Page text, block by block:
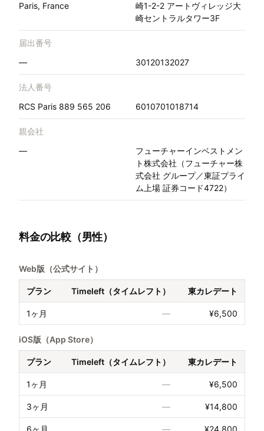
Paris, France
崎1-2-2 アートヴィレッジ大
崎セントラルタワー3F
届出番号
—
30120132027
法人番号
RCS Paris 889 565 206
6010701018714
親会社
—
フューチャーインベストメン
ト株式会社（フューチャー株
式会社 グループ／東証プライ
ム上場 証券コード4722）
料金の比較（男性）
Web版（公式サイト）
プラン Timeleft（タイムレフト） 東カレデート
1ヶ月 — ¥6,500
iOS版（App Store）
プラン Timeleft（タイムレフト） 東カレデート
1ヶ月 — ¥6,500
3ヶ月 — ¥14,800